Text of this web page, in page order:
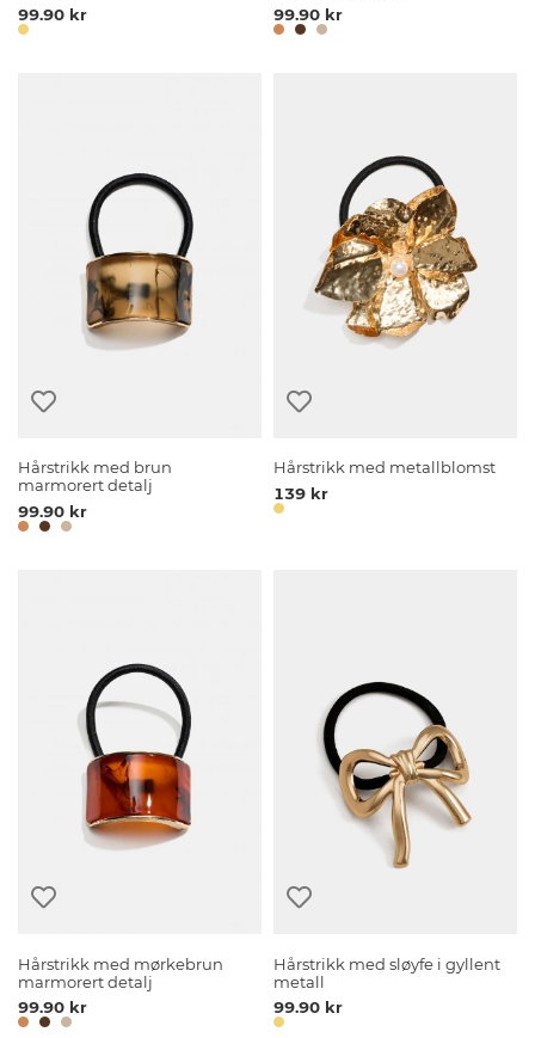
99.90 kr
99.90 kr
Hårstrikk med brun
marmorert detalj
99.90 kr
Hårstrikk med metallblomst
139 kr
Hårstrikk med mørkebrun
marmorert detalj
99.90 kr
Hårstrikk med sløyfe i gyllent
metall
99.90 kr